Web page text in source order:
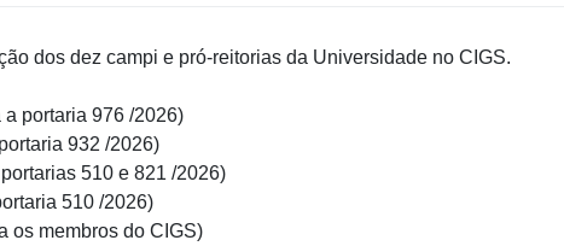
dos dez campi e pró-reitorias da Universidade no CIGS.
a portaria 976 /2026)
932 /2026)
510 e 821 /2026)
510 /2026)
os membros do CIGS)